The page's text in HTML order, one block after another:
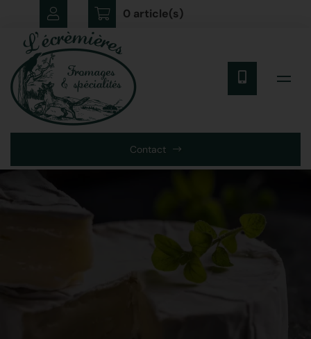
0 article(s)
Contact